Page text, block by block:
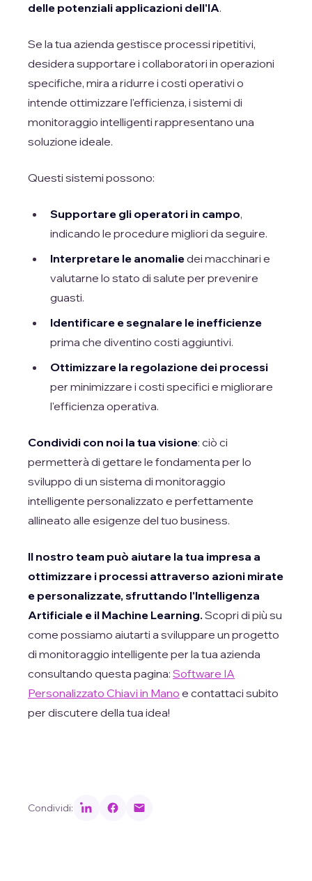
delle potenziali applicazioni dell'IA.
Se la tua azienda gestisce processi ripetitivi,
desidera supportare i collaboratori in operazioni
specifiche, mira a ridurre i costi operativi o
intende ottimizzare l'efficienza, i sistemi di
monitoraggio intelligenti rappresentano una
soluzione ideale.
Questi sistemi possono:
Supportare gli operatori in campo,
indicando le procedure migliori da seguire.
Interpretare le anomaliedei macchinari e
valutarne lo stato di salute per prevenire
guasti.
Identificare e segnalare le inefficienze
prima che diventino costi aggiuntivi.
Ottimizzare la regolazione dei processi
per minimizzare i costi specifici e migliorare
l'efficienza operativa.
Condividi con noi la tua visione: ciò ci
permetterà di gettare le fondamenta per lo
sviluppo di un sistema di monitoraggio
intelligente personalizzato e perfettamente
allineato alle esigenze del tuo business.
Il nostro team può aiutare la tua impresa a
ottimizzare i processi attraverso azioni mirate
e personalizzate, sfruttando l'Intelligenza
Artificiale e il Machine Learning. Scopri di più su
come possiamo aiutarti a sviluppare un progetto
di monitoraggio intelligente per la tua azienda
consultando questa pagina: Software IA
Personalizzato Chiavi in Mano e contattaci subito
per discutere della tua idea!
Condividi: